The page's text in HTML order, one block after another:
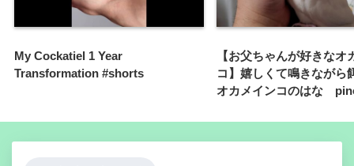
My Cockatiel 1 Year
Transformation #shorts
【お父ちゃんが好きなオ
コ】嬉しくて鳴きながら
オカメインコのはな